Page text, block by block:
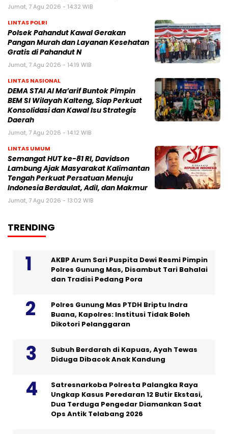
Jumat, 7 Agu 2026 - 14:32 WIB
LINTAS POLRI
Polsek Pahandut Kawal Gerakan
Pangan Murah dan Layanan Kesehatan
Gratis di Pahandut N
Jumat, 7 Agu 2026 - 14:19 WIB
LINTAS NASIONAL
DEMA STAI Al Ma’arif Buntok Pimpin
BEM SI Wilayah Kalteng, Siap Perkuat
Konsolidasi dan Kawal Isu Strategis
Daerah
Jumat, 7 Agu 2026 - 14:12 WIB
LINTAS UMUM
Semangat HUT ke-81 RI, Davidson
Lambung Ajak Masyarakat Kalimantan
Tengah Perkuat Persatuan Menuju
Indonesia Berdaulat, Adil, dan Makmur
Jumat, 7 Agu 2026 - 13:02 WIB
TRENDING
AKBP Arum Sari Puspita Dewi Resmi Pimpin
Polres Gunung Mas, Disambut Tari Bahalai
dan Tradisi Pedang Pora
Polres Gunung Mas PTDH Briptu Indra
Buana, Kapolres: Institusi Tidak Boleh
Dikotori Pelanggaran
Subuh Berdarah di Kapuas, Ayah Tewas
Diduga Dibacok Anak Kandung
Satresnarkoba Polresta Palangka Raya
Ungkap Kasus Peredaran 12 Butir Ekstasi,
Dua Terduga Pengedar Diamankan Saat
Ops Antik Telabang 2026